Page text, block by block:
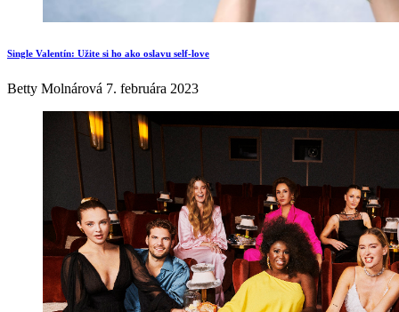
Single Valentín: Užite si ho ako oslavu self-love
Betty Molnárová 7. februára 2023